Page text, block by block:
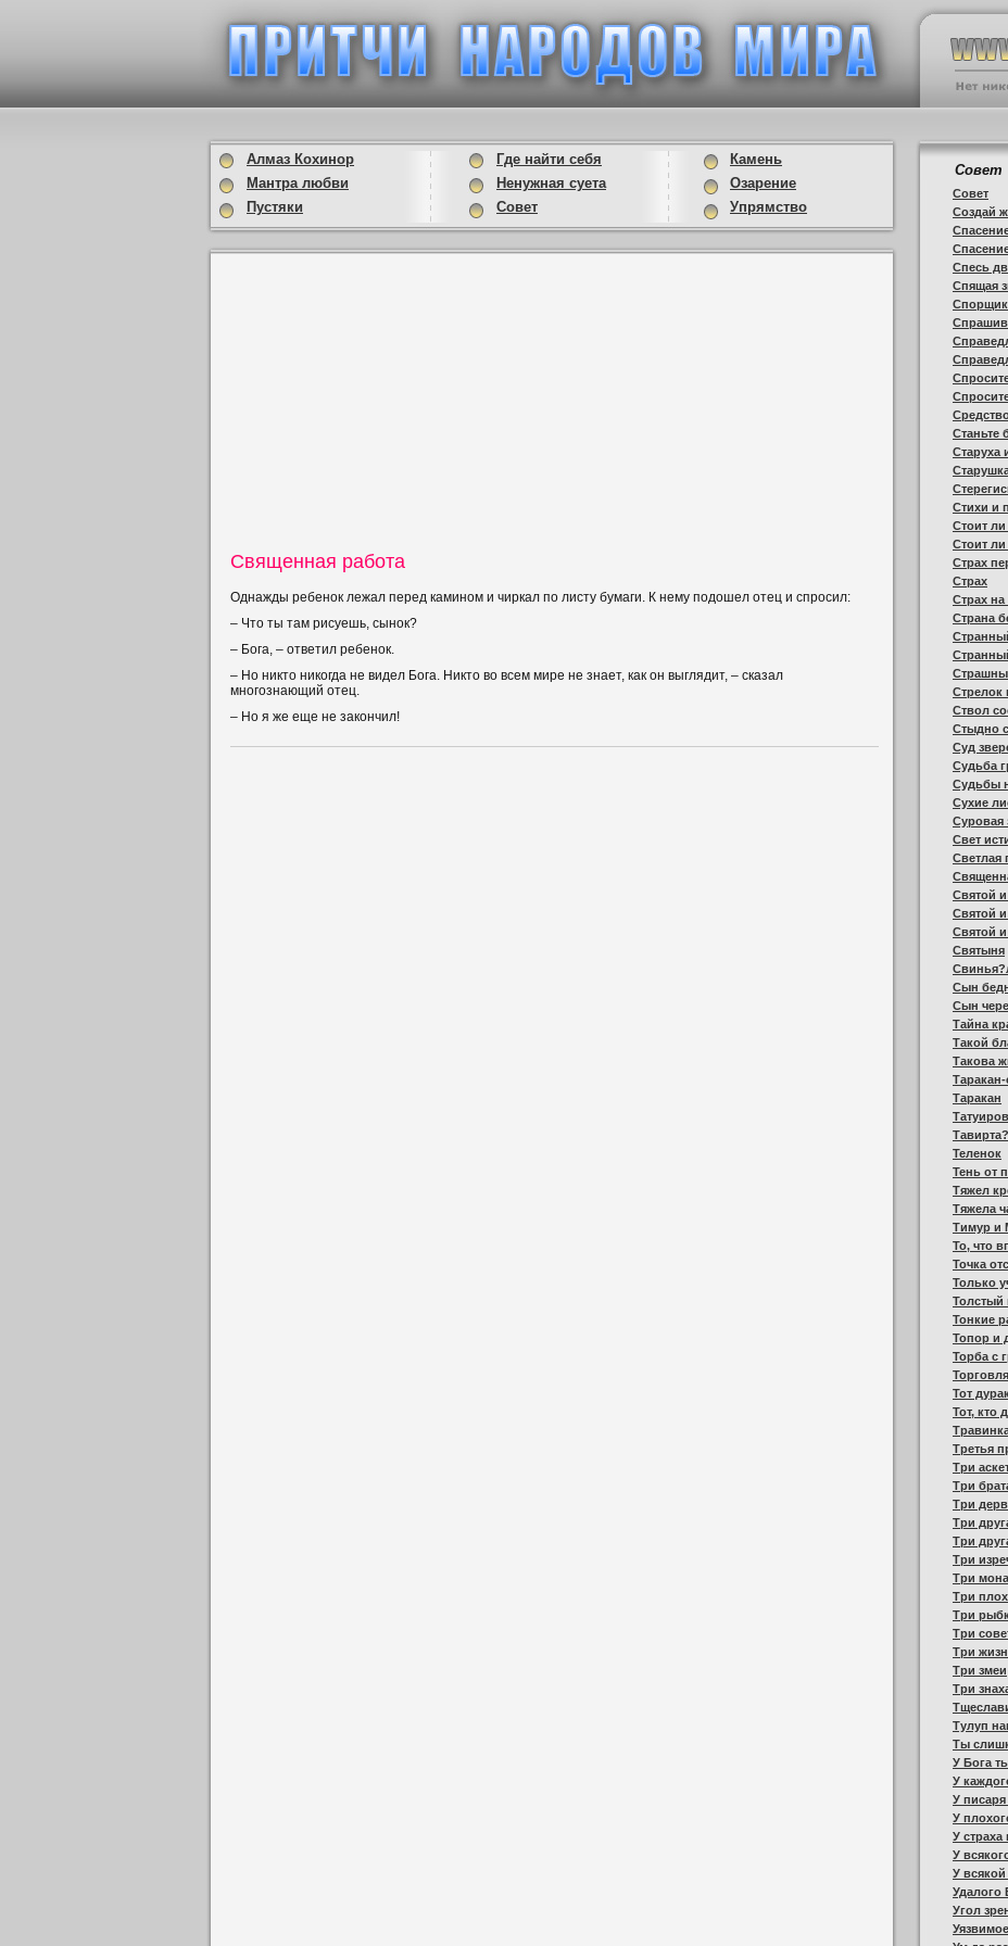
Совет
Совет
Создай
Спесь
Спящая
Станьте
Старуха
Стихи и
Стоит
Стоит ли
Страх
Страх
Страх на
Страна
Стрелок
Ствол
Стыдно
Суд
Судьба
Судьбы
Сухие
Суровая
Свет
Светлая
Святой
Святой
Святой и
Святыня
Сын
Сын
Тайна
Такой
Такова
Таракан-
Таракан
Теленок
Тень от
Тяжел
Тяжела
Тимур и
То, что
Точка
Только
Толстый
Тонкие
Топор и
Торба с
Тот
Тот, кто
Третья
Три
Три
Три
Три
Три
Три
Три
Три
Три
Три
Три
Три змеи
Три
Тулуп
Ты
У Бога
У
У
У
У страха
У
У
Удалого
Угол
Алмаз Кохинор Где найти себя
Камень
Мантра любви
Ненужная суета
Озарение
Пустяки
Совет Упрямство
Священная работа
Однажды ребенок лежал перед камином и чиркал по листу бумаги. К нему подошел отец и спросил:
– Что ты там рисуешь, сынок?
– Бога, – ответил ребенок.
– Но никто никогда не видел Бога. Никто во всем мире не знает, как он выглядит, – сказал
многознающий отец.
– Но я же еще не закончил!